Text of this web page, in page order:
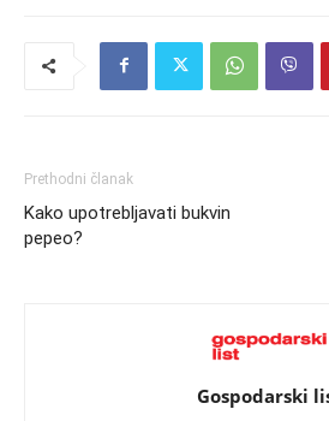
Prethodni članak
Kako upotrebljavati bukvin
pepeo?
Gospodarski